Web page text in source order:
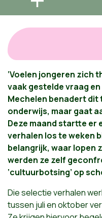
‘Voelen jongeren zich
vaak gestelde vraag
Mechelen benadert dit
onderwijs, maar gaat
Deze maand startte er
verhalen los te weken
belangrijk, waar lopen
werden ze zelf
‘cultuurbotsing’ op
Die selectie verhalen
tussen juli en oktober